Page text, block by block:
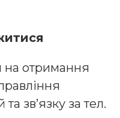
на отримання
зв’язку за тел.